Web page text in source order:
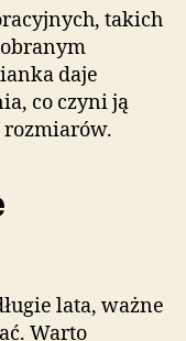
takich
daje
co czyni ją
rozmiarów.
lata, ważne
Warto